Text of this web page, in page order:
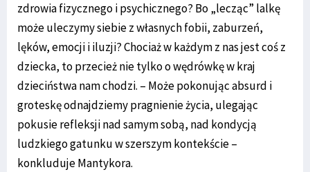
zdrowia fizycznego i psychicznego? Bo „lecząc” lalkę
może uleczymy siebie z własnych fobii, zaburzeń,
lęków, emocji i iluzji? Chociaż w każdym z nas jest coś z
dziecka, to przecież nie tylko o wędrówkę w kraj
dzieciństwa nam chodzi. – Może pokonując absurd i
groteskę odnajdziemy pragnienie życia, ulegając
pokusie refleksji nad samym sobą, nad kondycją
ludzkiego gatunku w szerszym kontekście –
konkluduje Mantykora.